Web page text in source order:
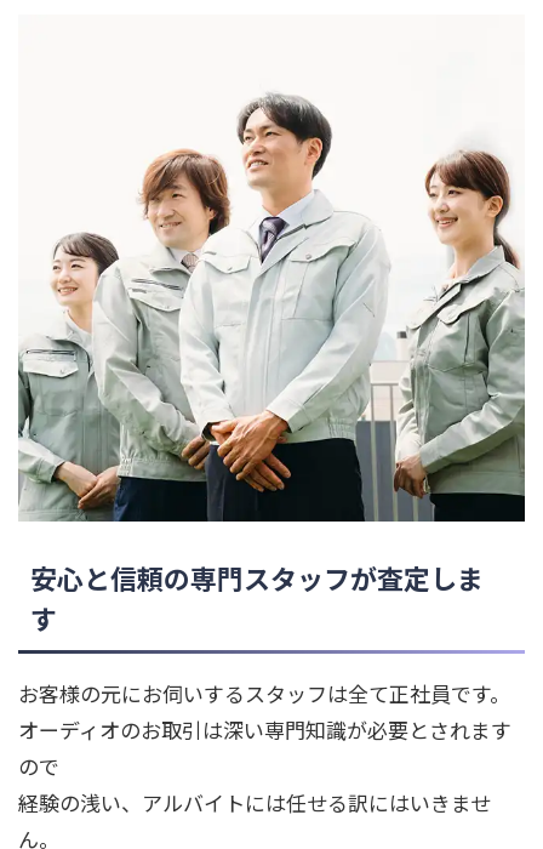
安心と信頼の専門スタッフが査定しま
す
お客様の元にお伺いするスタッフは全て正社員です。
オーディオのお取引は深い専門知識が必要とされます
ので
経験の浅い、アルバイトには任せる訳にはいきませ
ん。